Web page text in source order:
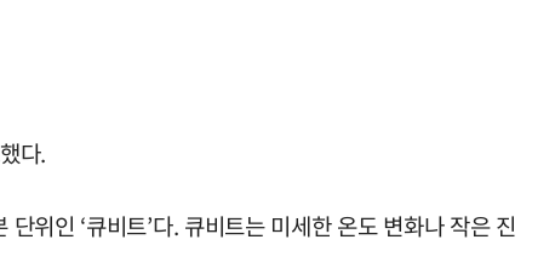
다.
위인 ‘큐비트’다. 큐비트는 미세한 온도 변화나 작은 진